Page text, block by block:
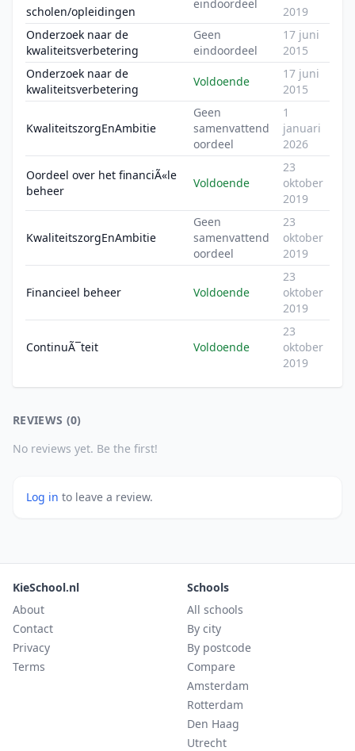
scholen/opleidingen
eindoordeel
2019
Onderzoek naar de
kwaliteitsverbetering
Geen
eindoordeel
17 juni
2015
Onderzoek naar de
kwaliteitsverbetering
Voldoende
17 juni
2015
KwaliteitszorgEnAmbitie
Geen
samenvattend
oordeel
1
januari
2026
Oordeel over het financiÃ«le
beheer
Voldoende
23
oktober
2019
KwaliteitszorgEnAmbitie
Geen
samenvattend
oordeel
23
oktober
2019
Financieel beheer Voldoende
23
oktober
2019
ContinuÃ¯teit Voldoende
23
oktober
2019
REVIEWS (0)
No reviews yet. Be the first!
Log in to leave a review.
KieSchool.nl
About
Contact
Privacy
Terms
Schools
All schools
By city
By postcode
Compare
Amsterdam
Rotterdam
Den Haag
Utrecht